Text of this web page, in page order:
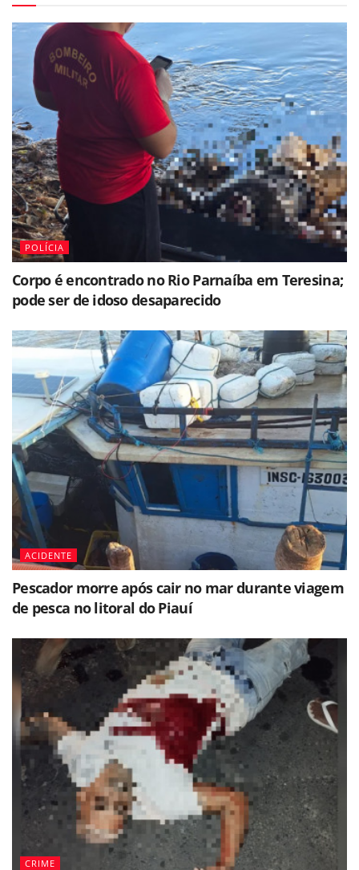
POLÍCIA
Corpo é encontrado no Rio Parnaíba em Teresina;
pode ser de idoso desaparecido
ACIDENTE
Pescador morre após cair no mar durante viagem
de pesca no litoral do Piauí
CRIME